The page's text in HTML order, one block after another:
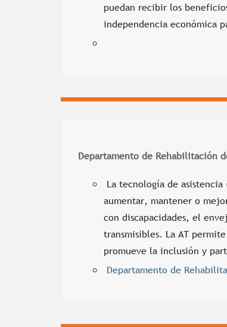
puedan recibir los
independencia económica
Departamento de Rehabilitación
La tecnología de
aumentar, mantener o
con discapacidades, el
transmisibles. La AT
promueve la inclusión y
Departamento de